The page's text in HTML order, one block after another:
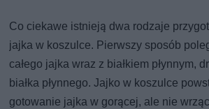
Co ciekawe istnieją dwa rodzaje
jajka w koszulce. Pierwszy sposób
całego jajka wraz z białkiem płynnym,
białka płynnego. Jajko w koszulce
gotowanie jajka w gorącej, ale nie